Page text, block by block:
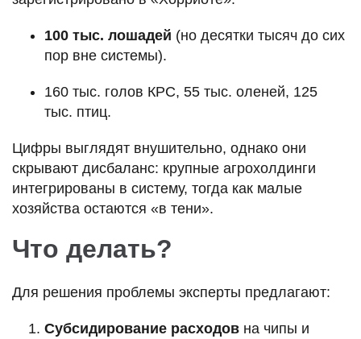
100 тыс. лошадей (но десятки тысяч до сих
пор вне системы).
160 тыс. голов КРС, 55 тыс. оленей, 125
тыс. птиц.
Цифры выглядят внушительно, однако они
скрывают дисбаланс: крупные агрохолдинги
интегрированы в систему, тогда как малые
хозяйства остаются «в тени».
Что делать?
Для решения проблемы эксперты предлагают:
Субсидирование расходов на чипы и